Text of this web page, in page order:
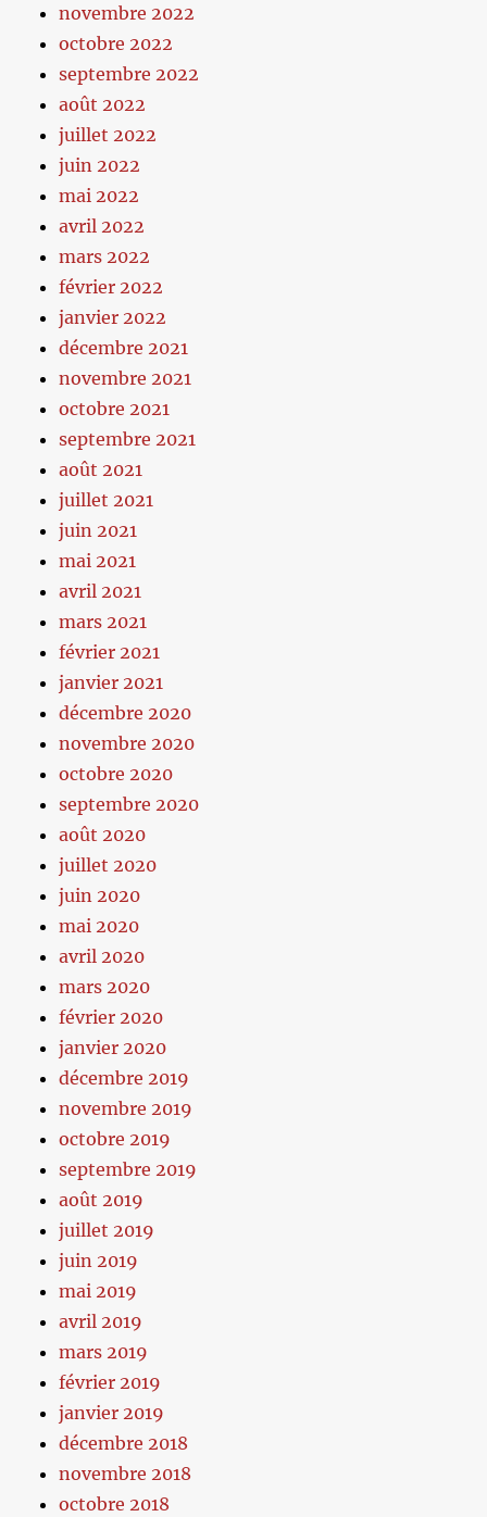
novembre 2022
octobre 2022
septembre 2022
août 2022
juillet 2022
juin 2022
mai 2022
avril 2022
mars 2022
février 2022
janvier 2022
décembre 2021
novembre 2021
octobre 2021
septembre 2021
août 2021
juillet 2021
juin 2021
mai 2021
avril 2021
mars 2021
février 2021
janvier 2021
décembre 2020
novembre 2020
octobre 2020
septembre 2020
août 2020
juillet 2020
juin 2020
mai 2020
avril 2020
mars 2020
février 2020
janvier 2020
décembre 2019
novembre 2019
octobre 2019
septembre 2019
août 2019
juillet 2019
juin 2019
mai 2019
avril 2019
mars 2019
février 2019
janvier 2019
décembre 2018
novembre 2018
octobre 2018